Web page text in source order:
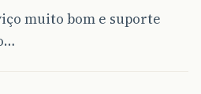
muito bom e suporte